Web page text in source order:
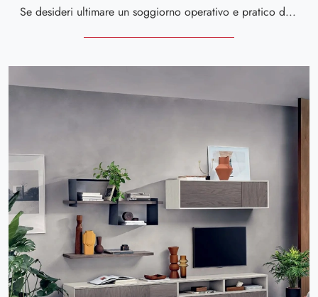
Se desideri ultimare un soggiorno operativo e pratico dalle linee moderne, ti offriamo la parete attrezzata Le Spezie composizione 18 Le Fablier.